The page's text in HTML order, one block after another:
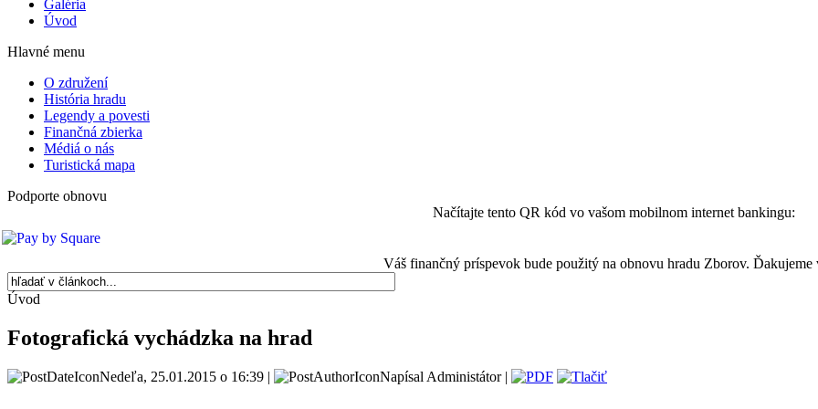
Galéria
Úvod
Hlavné menu
O združení
História hradu
Legendy a povesti
Finančná zbierka
Médiá o nás
Turistická mapa
Podporte obnovu
Načítajte tento QR kód vo vašom mobilnom internet bankingu:
Váš finančný príspevok bude použitý na obnovu hradu Zborov. Ďakujeme
Úvod
Fotografická vychádzka na hrad
Nedeľa, 25.01.2015 o 16:39 | Napísal Administátor |